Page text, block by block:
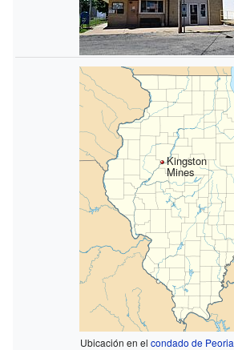
Kingston
Mines
Ubicación en elcondado de Peoria